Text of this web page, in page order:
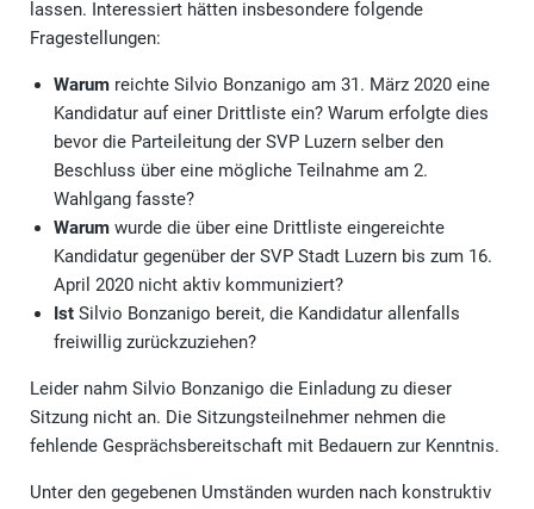
lassen. Interessiert hätten insbesondere folgende
Fragestellungen:
Warum reichte Silvio Bonzanigo am 31. März 2020 eine
Kandidatur auf einer Drittliste ein? Warum erfolgte dies
bevor die Parteileitung der SVP Luzern selber den
Beschluss über eine mögliche Teilnahme am 2.
Wahlgang fasste?
Warum wurde die über eine Drittliste eingereichte
Kandidatur gegenüber der SVP Stadt Luzern bis zum 16.
April 2020 nicht aktiv kommuniziert?
Ist Silvio Bonzanigo bereit, die Kandidatur allenfalls
freiwillig zurückzuziehen?
Leider nahm Silvio Bonzanigo die Einladung zu dieser
Sitzung nicht an. Die Sitzungsteilnehmer nehmen die
fehlende Gesprächsbereitschaft mit Bedauern zur Kenntnis.
Unter den gegebenen Umständen wurden nach konstruktiv